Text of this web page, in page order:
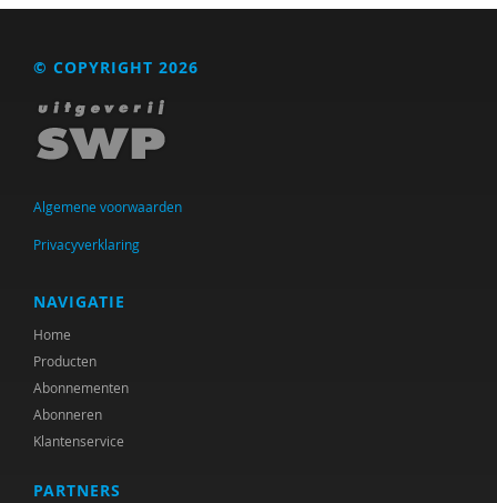
Jeugdautoriteit (JA)
Suzan van der Aa
NORA AARENDONK
Sandrine Aarts
Yvonne Aartsen
Sebastian Abdallah
© COPYRIGHT 2026
Algemene voorwaarden
Privacyverklaring
NAVIGATIE
Home
Producten
Abonnementen
Abonneren
Klantenservice
PARTNERS